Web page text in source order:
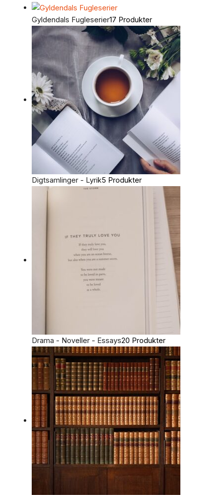
Gyldendals Fugleserier17 Produkter
Digtsamlinger - Lyrik5 Produkter
Drama - Noveller - Essays20 Produkter